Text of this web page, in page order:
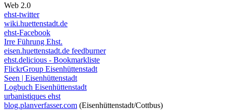
Web 2.0
ehst-twitter
wiki.huettenstadt.de
ehst-Facebook
Irre Führung Ehst.
eisen.huettenstadt.de feedburner
ehst.delicious - Bookmarkliste
FlickrGroup Eisenhüttenstadt
Seen | Eisenhüttenstadt
Logbuch Eisenhüttenstadt
urbanistiques ehst
blog.planverfasser.com (Eisenhüttenstadt/Cottbus)